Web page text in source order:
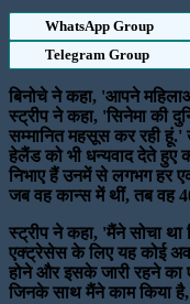
WhatsApp Group
Telegram Group
बिनोचे ने कहा, 'आपने
स्ट्रीप ने कहा, 'सिनेमा की
सम्मानित महसूस कर रही
हेलैंड को भी धन्यवाद देते हुए
निभाए हैं उनमें से लगभग हर
जब वह कान्स में थीं, तब वह
स्ट्रीप ने कहा, 'मैंने सोचा
एक्ट्रेसेस के लिए यह कोई
होने और इसके जारी रहने का
जिनके साथ मैंने काम किया